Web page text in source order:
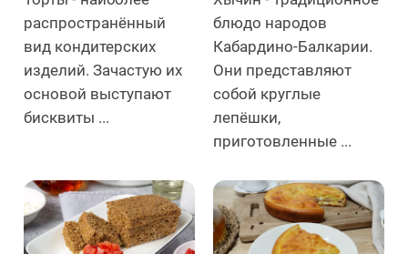
распространённый
вид кондитерских
изделий. Зачастую их
основой выступают
бисквиты ...
блюдо народов
Кабардино-Балкарии.
Они представляют
собой круглые
лепёшки,
приготовленные ...